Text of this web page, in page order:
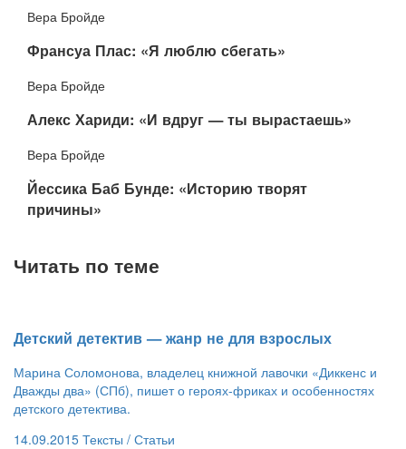
Вера Бройде
​Франсуа Плас: «Я люблю сбегать»
Вера Бройде
​Алекс Хариди: «И вдруг — ты вырастаешь»
Вера Бройде
​Йессика Баб Бунде: «Историю творят
причины»
Читать по теме
Детский детектив — жанр не для взрослых
Марина Соломонова, владелец книжной лавочки «Диккенс и
Дважды два» (СПб), пишет о героях-фриках и особенностях
детского детектива.
14.09.2015 Тексты / Статьи